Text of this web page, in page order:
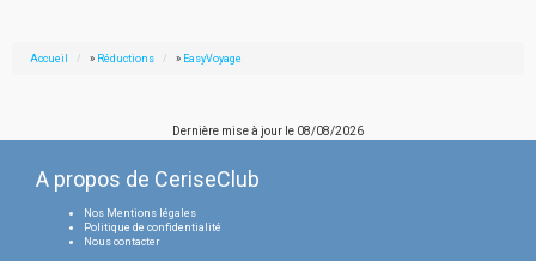
Accueil » Réductions » EasyVoyage
Dernière mise à jour le 08/08/2026
A propos de CeriseClub
Nos Mentions légales
Politique de confidentialité
Nous contacter